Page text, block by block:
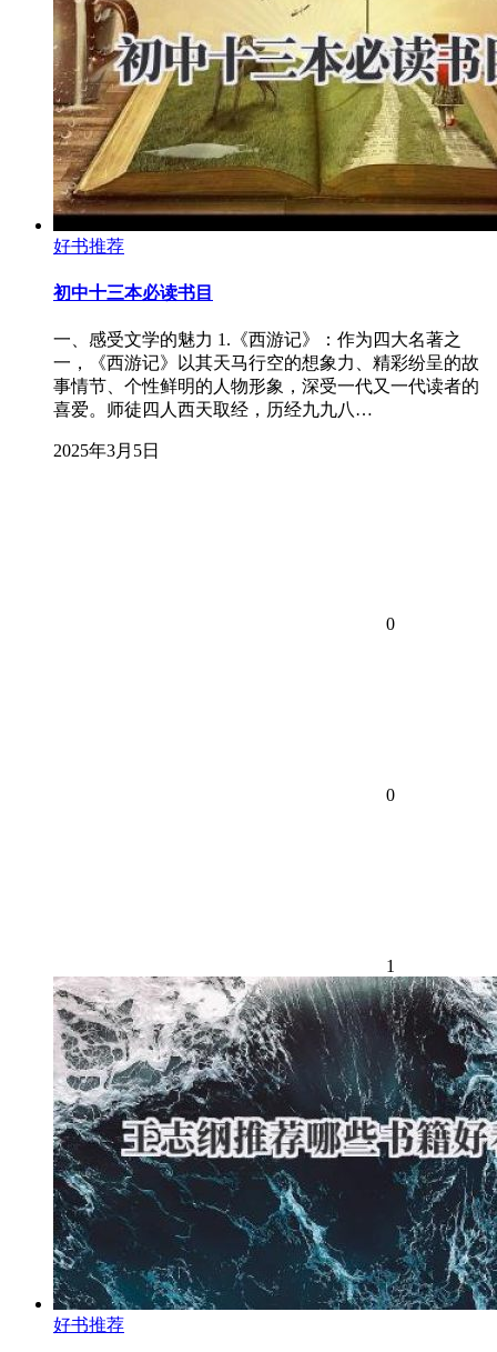
好书推荐
初中十三本必读书目
一、感受文学的魅力 1.《西游记》：作为四大名著之
一，《西游记》以其天马行空的想象力、精彩纷呈的故
事情节、个性鲜明的人物形象，深受一代又一代读者的
喜爱。师徒四人西天取经，历经九九八…
2025年3月5日
0
0
1
好书推荐